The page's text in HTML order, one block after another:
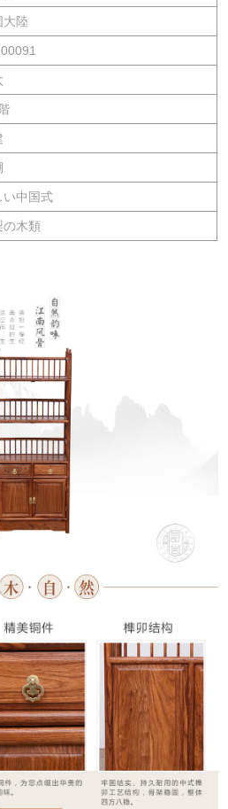
大陸
い中国式
の木類